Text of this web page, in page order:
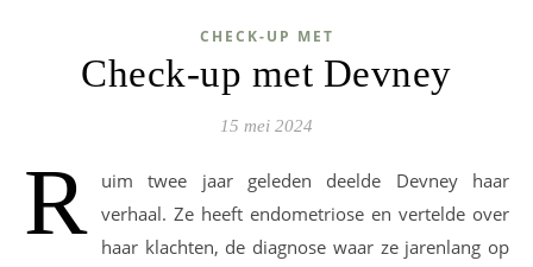
CHECK-UP MET
Check-up met Devney
15 mei 2024
R
uim twee jaar geleden deelde Devney haar
verhaal. Ze heeft endometriose en vertelde over
haar klachten, de diagnose waar ze jarenlang op